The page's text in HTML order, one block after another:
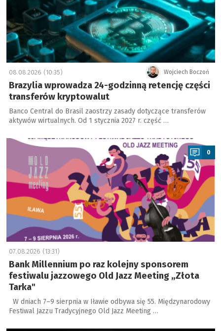
Wojciech Boczoń
08.08.2026 (10:35)
Brazylia wprowadza 24-godzinną retencję części
transferów kryptowalut
Banco Central do Brasil zaostrzy zasady dotyczące transferów
aktywów wirtualnych. Od 1 stycznia 2027 r. część …
a
0
07.08.2026 (13:31)
Bank Millennium po raz kolejny sponsorem
festiwalu jazzowego Old Jazz Meeting „Złota
Tarka"
W dniach 7–9 sierpnia w Iławie odbywa się 55. Międzynarodowy
Festiwal Jazzu Tradycyjnego Old Jazz Meeting …
a